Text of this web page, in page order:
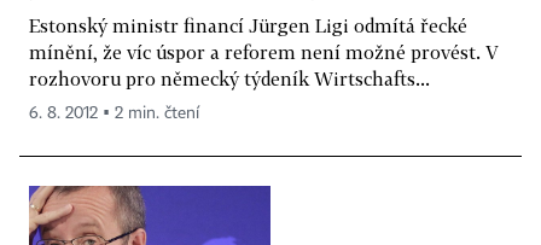
Estonský ministr financí Jürgen Ligi odmítá řecké
mínění, že víc úspor a reforem není možné provést. V
rozhovoru pro německý týdeník Wirtschafts...
6. 8. 2012 ▪ 2 min. čtení